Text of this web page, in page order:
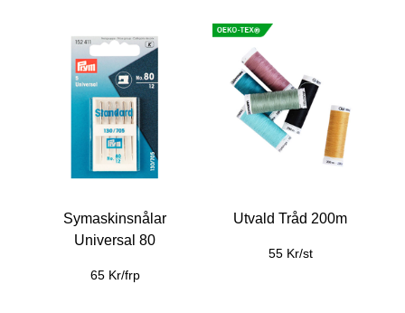
Symaskinsnålar
Universal 80
65 Kr/frp
Utvald Tråd 200m
55 Kr/st